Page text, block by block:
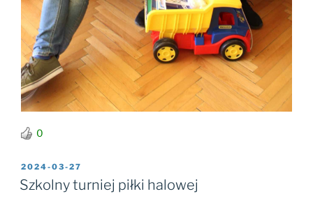
0
OPUBLIKOWANE
W
2024-03-27
Szkolny turniej piłki halowej